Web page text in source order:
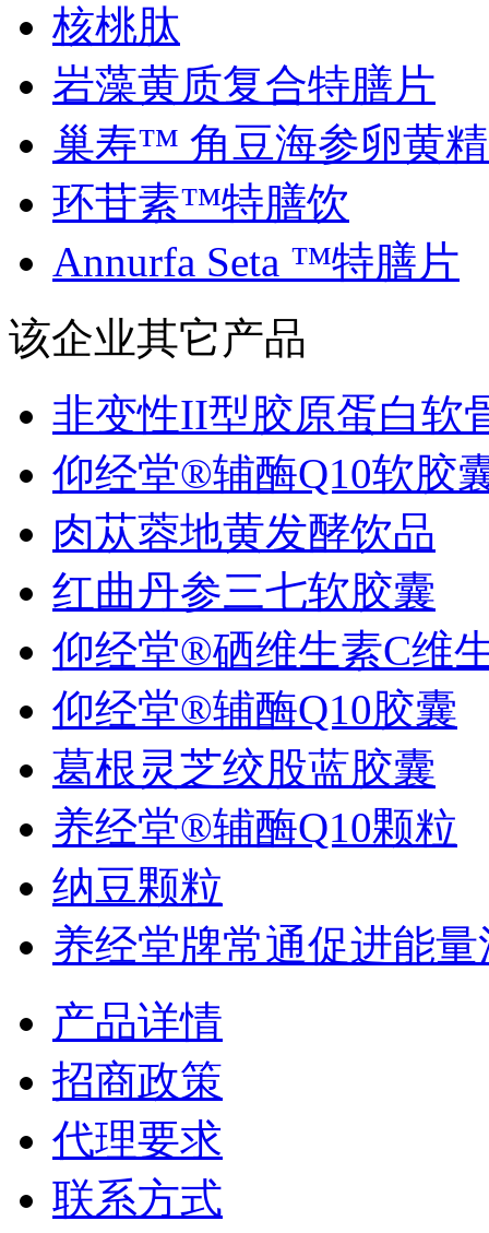
核桃肽
岩藻黄质复合特膳片
巢寿™ 角豆海参卵黄
环苷素™特膳饮
Annurfa Seta ™特膳片
该企业其它产品
非变性II型胶原蛋白软
仰经堂®辅酶Q10软胶
肉苁蓉地黄发酵饮品
红曲丹参三七软胶囊
仰经堂®硒维生素C维
仰经堂®辅酶Q10胶囊
葛根灵芝绞股蓝胶囊
养经堂®辅酶Q10颗粒
纳豆颗粒
养经堂牌常通促进能量
产品详情
招商政策
代理要求
联系方式